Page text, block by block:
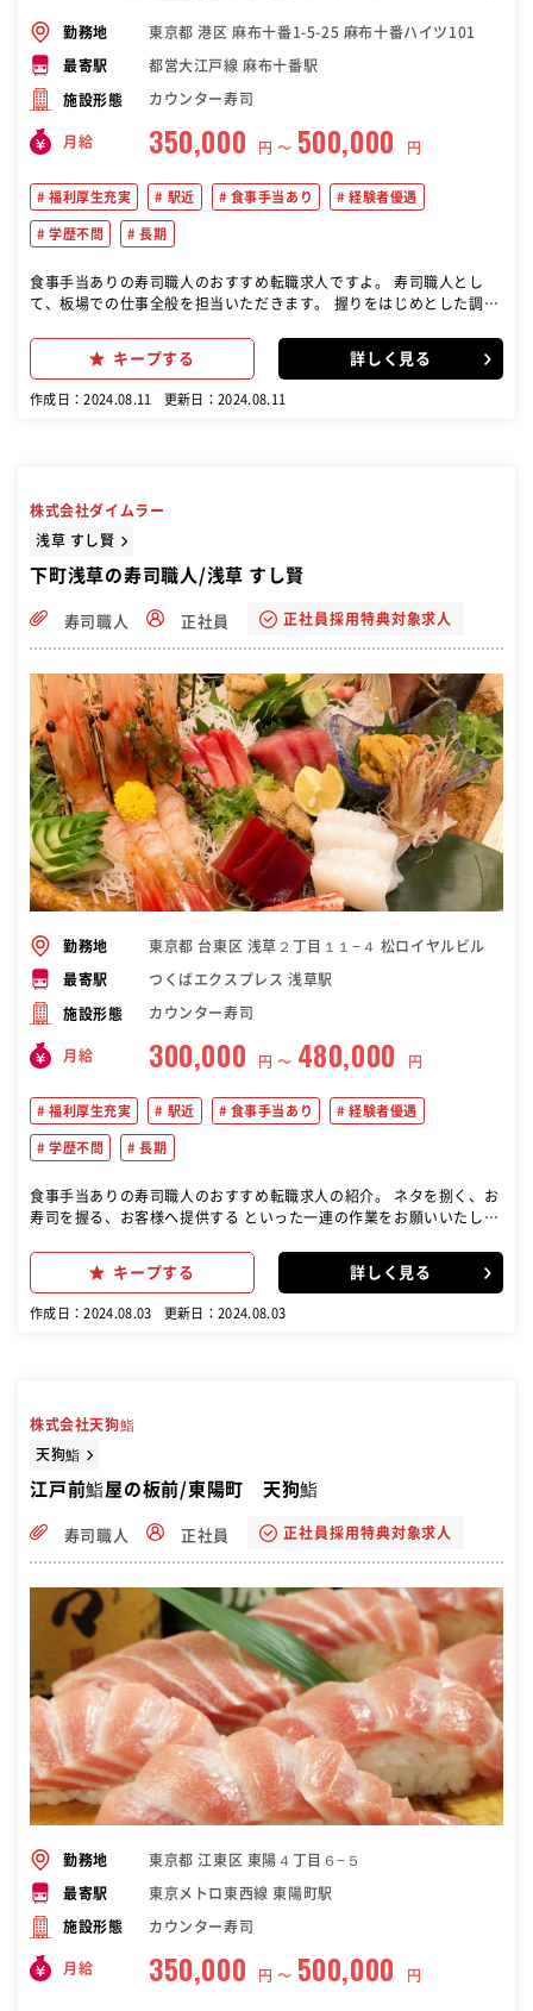
勤務地 東京都 港区 麻布十番1-5-25 麻布十番ハイツ101
最寄駅 都営大江戸線 麻布十番駅
施設形態 カウンター寿司
月給 350,000 円 〜 500,000 円
福利厚生充実 駅近 食事手当あり 経験者優遇
学歴不問 長期
食事手当ありの寿司職人のおすすめ転職求人ですよ。 寿司職人とし
て、板場での仕事全般を担当いただきます。 握りをはじめとした調理
ただけると思います。 これまで培ってきた実力を、存分に発揮してく
キープする 詳しく見る
作成日：2024.08.11 更新日：2024.08.11
株式会社ダイムラー
浅草 すし賢
下町浅草の寿司職人/浅草 すし賢
寿司職人 正社員 正社員採用特典対象求人
勤務地 東京都 台東区 浅草２丁目１１−４ 松ロイヤルビル
最寄駅 つくばエクスプレス 浅草駅
施設形態 カウンター寿司
月給 300,000 円 〜 480,000 円
福利厚生充実 駅近 食事手当あり 経験者優遇
学歴不問 長期
食事手当ありの寿司職人のおすすめ転職求人の紹介。 ネタを捌く、お
寿司を握る、お客様へ提供する といった一連の作業をお願いいたしま
キープする 詳しく見る
作成日：2024.08.03 更新日：2024.08.03
株式会社天狗鮨
天狗鮨
江戸前鮨屋の板前/東陽町 天狗鮨
寿司職人 正社員 正社員採用特典対象求人
勤務地 東京都 江東区 東陽４丁目６−５
最寄駅 東京メトロ東西線 東陽町駅
施設形態 カウンター寿司
月給 350,000 円 〜 500,000 円